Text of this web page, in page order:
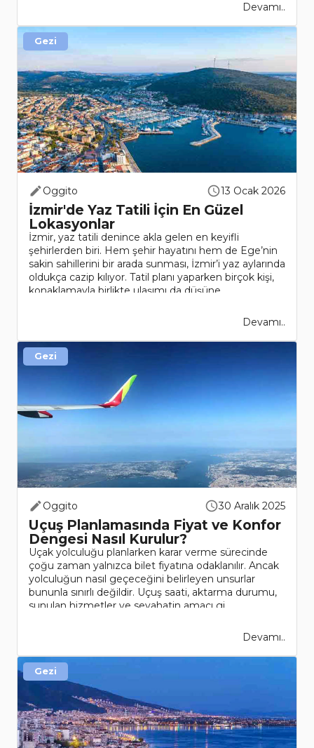
Devamı..
Oggito 13 Ocak 2026
İzmir'de Yaz Tatili İçin En Güzel
Lokasyonlar
İzmir, yaz tatili denince akla gelen en keyifli
şehirlerden biri. Hem şehir hayatını hem de Ege’nin
sakin sahillerini bir arada sunması, İzmir’i yaz aylarında
oldukça cazip kılıyor. Tatil planı yaparken birçok kişi,
konaklamayla birlikte ulaşımı da düşüne..
Devamı..
Gezi
Oggito 30 Aralık 2025
Uçuş Planlamasında Fiyat ve Konfor
Dengesi Nasıl Kurulur?
Uçak yolculuğu planlarken karar verme sürecinde
çoğu zaman yalnızca bilet fiyatına odaklanılır. Ancak
yolculuğun nasıl geçeceğini belirleyen unsurlar
bununla sınırlı değildir. Uçuş saati, aktarma durumu,
sunulan hizmetler ve seyahatin amacı gi..
Devamı..
Gezi
Gezi